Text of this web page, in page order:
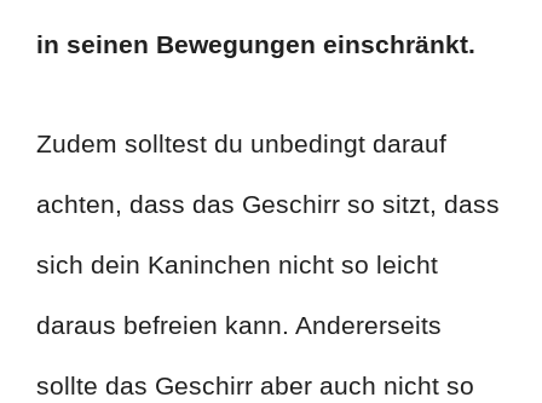
in seinen Bewegungen einschränkt.
Zudem solltest du unbedingt darauf
achten, dass das Geschirr so sitzt, dass
sich dein Kaninchen nicht so leicht
daraus befreien kann. Andererseits
sollte das Geschirr aber auch nicht so